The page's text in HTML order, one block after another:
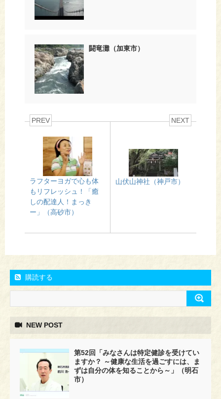
闘竜灘（加東市）
PREV
ラフターヨガで心も体
もリフレッシュ！「癒
しの配達人！まっき
ー」（高砂市）
NEXT
山伏山神社（神戸市）
購読する
NEW POST
第52回「みなさんは特定健診を受けてい
ますか？ ～健康な生活を過ごすには、ま
ずは自分の体を知ることから～」（明石
市）